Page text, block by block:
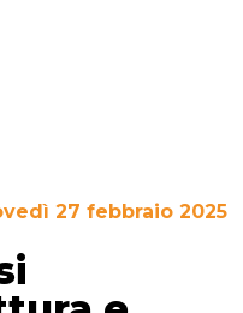
27 febbraio 2025